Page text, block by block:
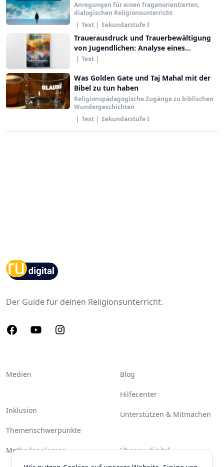
Anregungen für einen fragenorientierten,
dialogischen Religionsunterricht
| Text | Sekundarstufe I
Trauerausdruck und Trauerbewältigung
von Jugendlichen: Analyse eines
Gedenkbuchs für einen tödlich
| Text |
Was Golden Gate und Taj Mahal mit der
Bibel zu tun haben
Religionspädagogische Zugänge zu biblischen
Wundergeschichten
| Text | Sekundarstufe I
Footer
Der Guide für deinen Religionsunterricht.
FacebookYoutubeInstagram
Medien
Inklusion
Themenschwerpunkte
Methodenglossar
Blog
Hilfecenter
Unterstützen & Mitmachen
Über ru-digital